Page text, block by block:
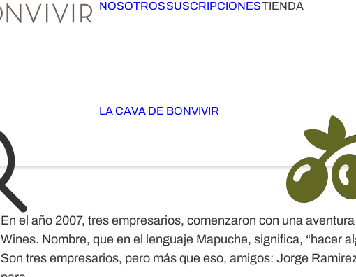
NOSOTROSSUSCRIPCIONESTIENDA
LA CAVA DE BONVIVIR
En el año 2007, tres empresarios, comenzaron con una
Wines. Nombre, que en el lenguaje Mapuche, significa, “hacer
Son tres empresarios, pero más que eso, amigos: Jorge